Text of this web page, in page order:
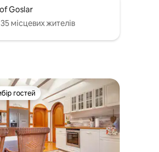
Goslar
місцевих жителів
гостей
гостей